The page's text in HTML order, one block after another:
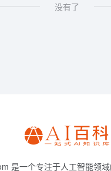
没有了
是一个专注于人工智能领